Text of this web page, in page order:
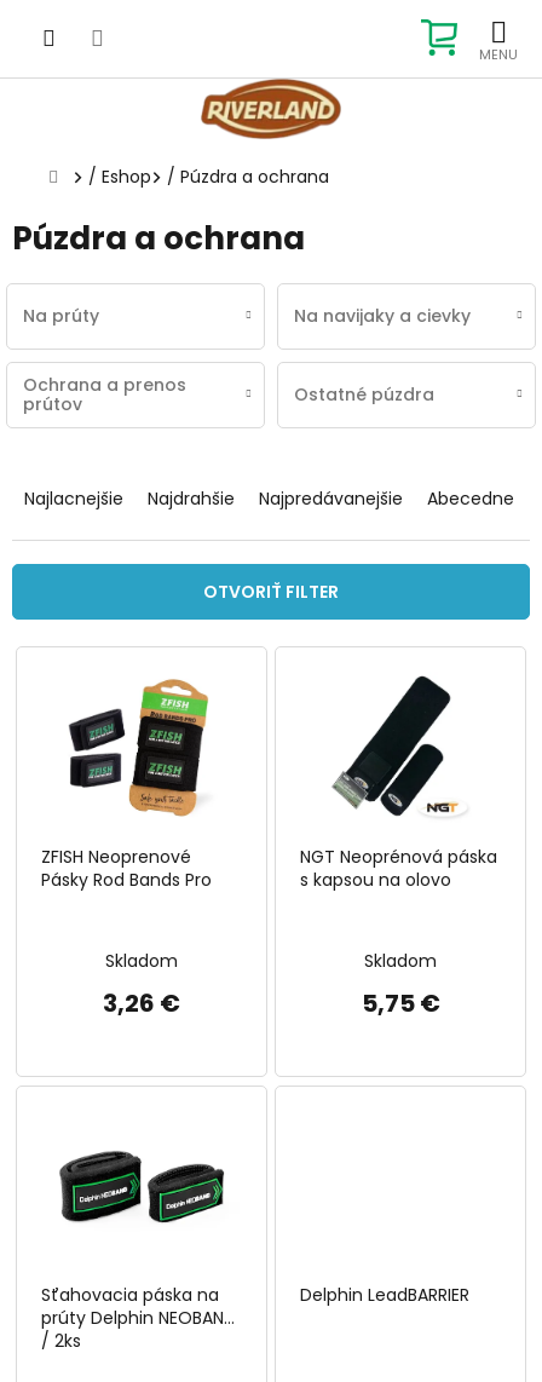
KOŠÍK
Domov
/ Eshop / Púzdra a ochrana
Púzdra a ochrana
Na prúty Na navijaky a cievky
Ochrana a prenos
prútov
Ostatné púzdra
a
e
n
e
p
Najlacnejšie Najdrahšie Najpredávanejšie Abecedne
OTVORIŤ FILTER
V
ZFISH Neoprenové
Pásky Rod Bands Pro
Skladom
3,26 €
NGT Neoprénová páska
s kapsou na olovo
Skladom
5,75 €
Sťahovacia páska na
prúty Delphin NEOBAND
/ 2ks
Delphin LeadBARRIER